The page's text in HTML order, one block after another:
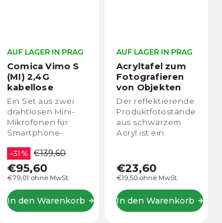
Acryltafel zum
Fotografieren
von Objekten
30x30cm
(schwarz)
AUF LAGER IN PRAG
€19,50 ohne MwSt.
€23,60
In den Warenkorb
Der reflektierende
Produktfotoständer
aus schwarzem
Acryl ist ein
Hilfsmittel beim
Fotografieren Ihrer
Produkte. Damit
und Realismus und
heben...
Reflektierende
Acrylplatte zum
Fotografieren
eines Objekts
30x30cm (weiß)
AUF LAGER IN PRAG
€19,50 ohne MwSt.
€23,60
In den Warenkorb
Die weiße
reflektierende
Acryltafel für die
Produktfotografie
Hilfsmittel beim
Fotografieren Ihrer
schaffen Sie Tiefe
und Realismus